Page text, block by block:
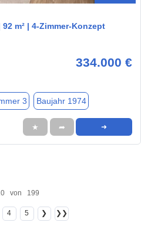
m² | 4-Zimmer-Konzept
334.000 €
3 Baujahr 1974
★ ➦ ➜
von 199
4 5 ❯ ❯❯